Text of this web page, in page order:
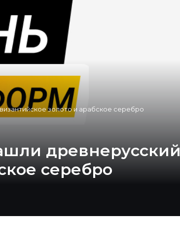
золото и арабское серебро
древнерусский
серебро